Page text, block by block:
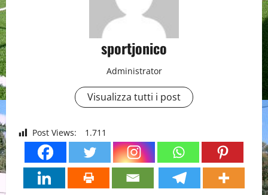
sportjonico
Administrator
Visualizza tutti i post
Post Views: 1.711